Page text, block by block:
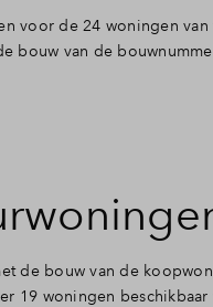
voor de 24 woningen
bouw van de
de bouw van de
19 woningen